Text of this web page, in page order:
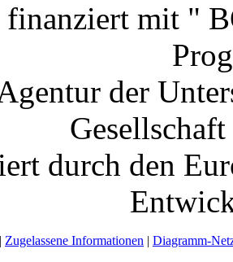
finanziert mit "
der
durch den
| Zugelassene Informationen | Diagramm-